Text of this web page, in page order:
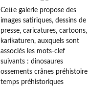
Cette galerie propose des
images satiriques, dessins de
presse, caricatures, cartoons,
karikaturen, auxquels sont
associés les mots-clef
suivants : dinosaures
ossements crânes préhistoire
temps préhistoriques